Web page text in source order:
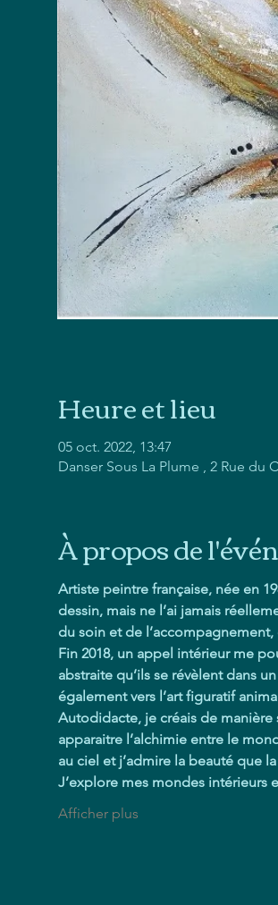
Heure et lieu
05 oct. 2022, 13:47
Danser Sous La Plume , 2 Rue du
À propos de
Artiste peintre française, née en
dessin, mais ne l’ai jamais
du soin et de l’accompagnement,
Fin 2018, un appel intérieur me
abstraite qu’ils se révèlent dans
également vers l’art figuratif
Autodidacte, je créais de manière
apparaitre l’alchimie entre le
au ciel et j’admire la beauté que
J’explore mes mondes
Afficher plus